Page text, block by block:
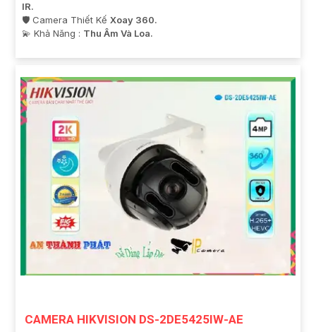
IR.
🛡 Camera Thiết Kế Xoay 360.
️💫 Khả Năng : Thu Âm Và Loa.
CAMERA HIKVISION DS-2DE5425IW-AE